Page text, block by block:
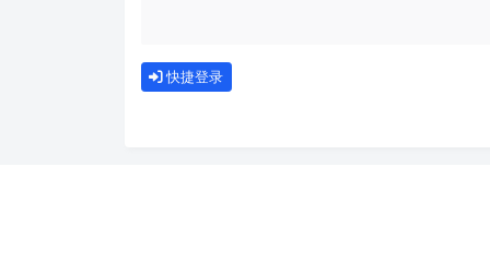
快捷登录